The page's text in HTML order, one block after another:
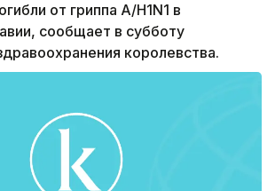
от гриппа А/H1N1 в
сообщает в субботу
королевства.